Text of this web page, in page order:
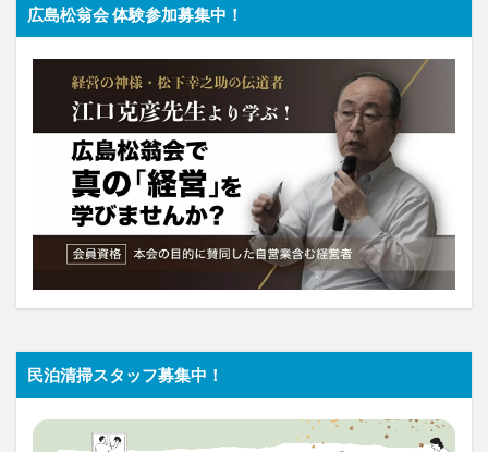
広島松翁会 体験参加募集中！
民泊清掃スタッフ募集中！